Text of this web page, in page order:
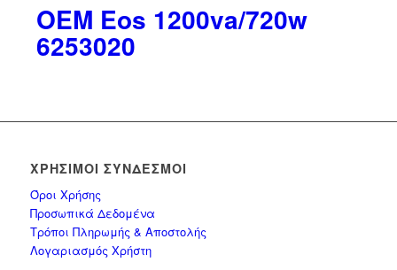
OEM Eos 1200va/720w
6253020
ΧΡΉΣΙΜΟΙ ΣΎΝΔΕΣΜΟΙ
Όροι Χρήσης
Προσωπικά Δεδομένα
Τρόποι Πληρωμής & Αποστολής
Λογαριασμός Χρήστη